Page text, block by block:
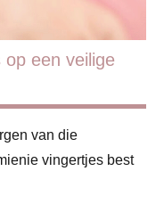
een veilige
van die
vingertjes best